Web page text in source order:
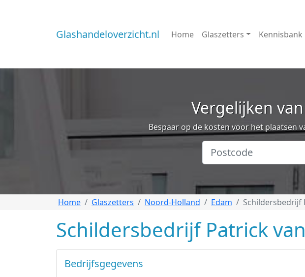
Glashandeloverzicht.nl Home Glaszetters Kennisbank
Vergelijken
Bespaar op de kosten voor het plaatsen
Home Glaszetters Noord-Holland Edam Schildersbedrijf
Schildersbedrijf Patrick
Bedrijfsgegevens